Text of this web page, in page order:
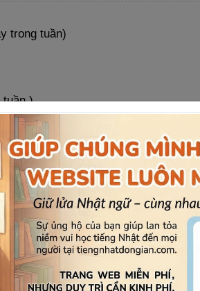
trong tuần)
tuần )
– ĐH Quốc Gia HN ( Số 2 Phạm
minh thư nhân dân/ Hộchiếu BẢN
gốc/ trích lục/ bản sao công
giấy tờ như hướng dẫn bên trên là